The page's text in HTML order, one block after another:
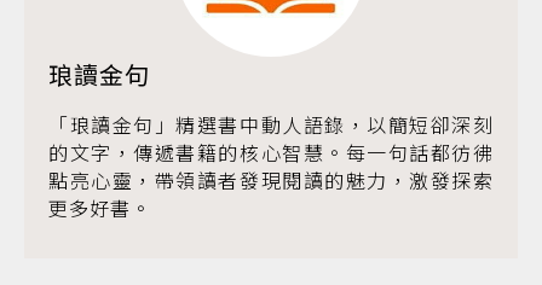
琅讀金句
「琅讀金句」精選書中動人語錄，以簡短卻深刻
的文字，傳遞書籍的核心智慧。每一句話都彷彿
點亮心靈，帶領讀者發現閱讀的魅力，激發探索
更多好書。